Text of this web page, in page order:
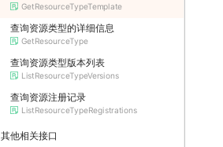
GetResourceTypeTemplate
查询资源类型的详细信息
GetResourceType
查询资源类型版本列表
ListResourceTypeVersions
查询资源注册记录
ListResourceTypeRegistrations
其他相关接口